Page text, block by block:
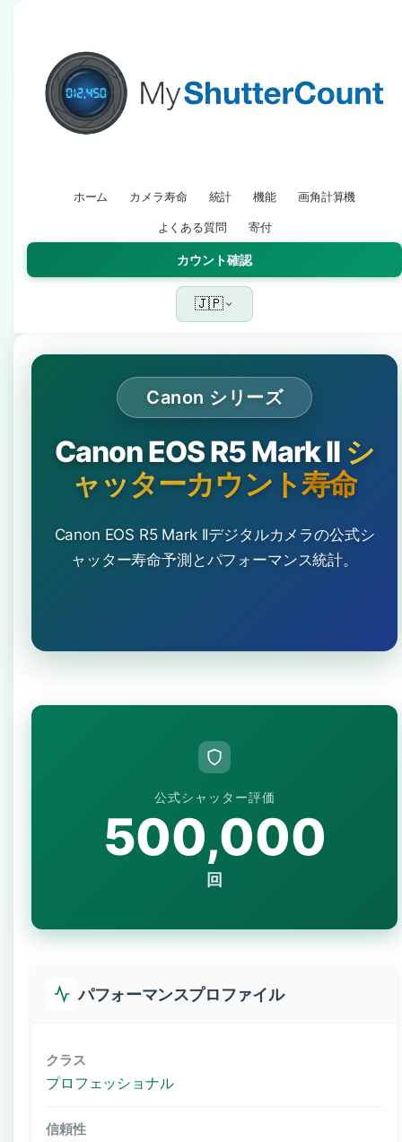
ホーム カメラ寿命 統計 機能 画角計算機
よくある質問 寄付
カウント確認
🇯🇵
Canon シリーズ
Canon EOS R5 Mark II シ
ャッターカウント寿命
Canon EOS R5 Mark IIデジタルカメラの公式シ
ャッター寿命予測とパフォーマンス統計。
公式シャッター評価
500,000
回
パフォーマンスプロファイル
クラス
プロフェッショナル
信頼性